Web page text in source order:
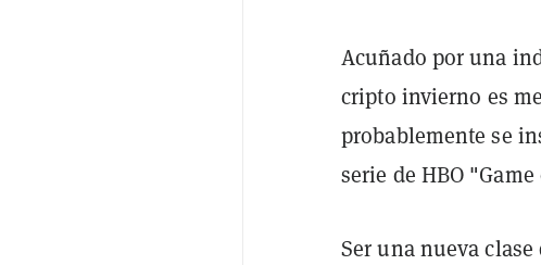
Acuñado por una
cripto invierno es
probablemente se
serie de HBO
Ser una nueva